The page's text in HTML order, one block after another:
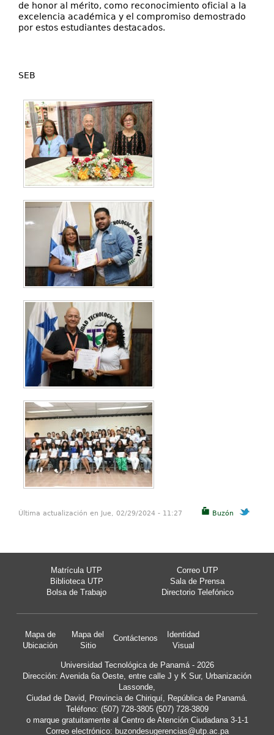
de honor al mérito, como reconocimiento oficial a la
excelencia académica y el compromiso demostrado
por estos estudiantes destacados.
SEB
Buzón
Última actualización en Jue, 02/29/2024 - 11:27
Matrícula UTP
Correo UTP
Biblioteca UTP
Sala de Prensa
Bolsa de Trabajo
Directorio Telefónico
Mapa de
Ubicación
Mapa del
Sitio
Contáctenos
Identidad
Visual
Universidad Tecnológica de Panamá - 2026
Dirección: Avenida 6a Oeste, entre calle J y K Sur, Urbanización
Lassonde,
Ciudad de David, Provincia de Chiriquí, República de Panamá.
Teléfono: (507) 728-3805 (507) 728-3809
o marque gratuitamente al Centro de Atención Ciudadana 3-1-1
Correo electrónico: buzondesugerencias@utp.ac.pa